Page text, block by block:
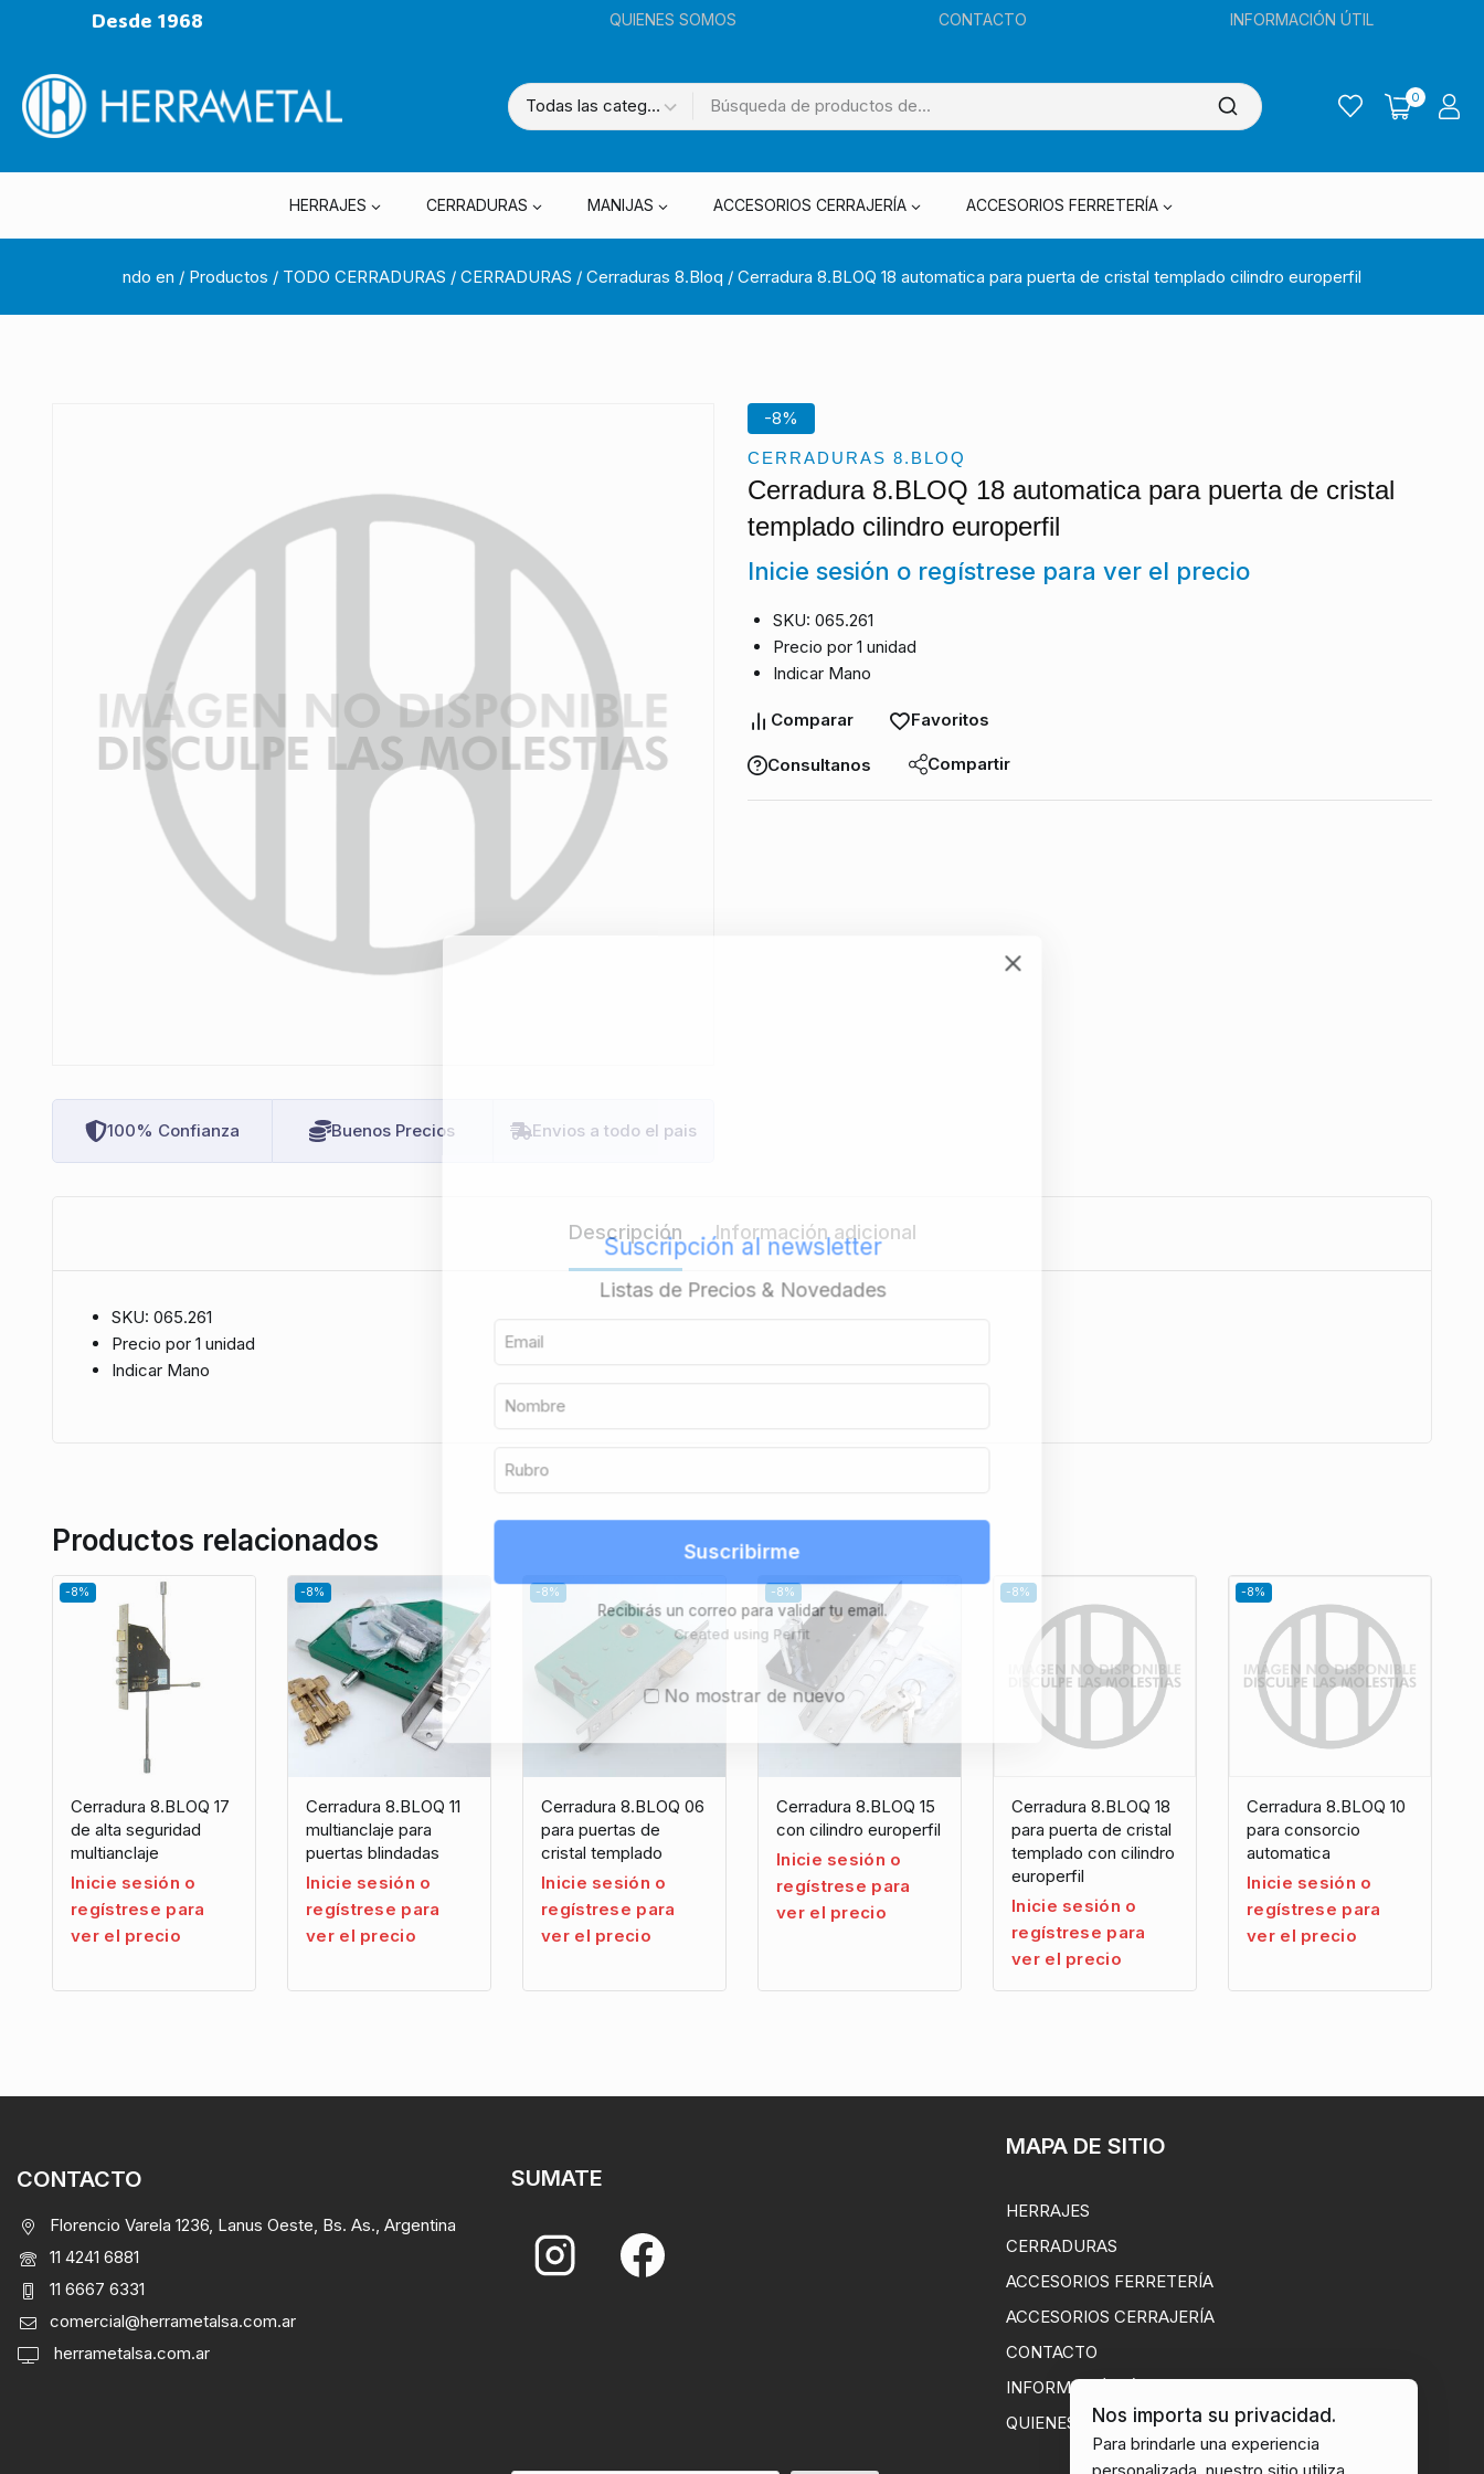
Desde 1968 QUIENES SOMOS CONTACTO INFORMACIÓN ÚTIL
0
HERRAJES CERRADURAS MANIJAS ACCESORIOS CERRAJERÍA ACCESORIOS FERRETERÍA
ndo en / Productos / TODO CERRADURAS / CERRADURAS / Cerraduras 8.Bloq / Cerradura 8.BLOQ 18 automatica para puerta de cristal templado cilindro europerfil
100% Confianza Buenos Precios Envios a todo el pais
-8%
CERRADURAS 8.BLOQ
Cerradura 8.BLOQ 18 automatica para puerta de cristal
templado cilindro europerfil
Inicie sesión o regístrese para ver el precio
SKU: 065.261
Precio por 1 unidad
Indicar Mano
Comparar Favoritos
Consultanos Compartir
Descripción Información adicional
SKU: 065.261
Precio por 1 unidad
Indicar Mano
Productos relacionados
-8%
Cerradura 8.BLOQ 17
de alta seguridad
multianclaje
Inicie sesión o
regístrese para
ver el precio
-8%
Cerradura 8.BLOQ 11
multianclaje para
puertas blindadas
Inicie sesión o
regístrese para
ver el precio
-8%
Cerradura 8.BLOQ 06
para puertas de
cristal templado
Inicie sesión o
regístrese para
ver el precio
-8%
Cerradura 8.BLOQ 15
con cilindro europerfil
Inicie sesión o
regístrese para
ver el precio
-8%
Cerradura 8.BLOQ 18
para puerta de cristal
templado con cilindro
europerfil
Inicie sesión o
regístrese para
ver el precio
-8%
Cerradura 8.BLOQ 10
para consorcio
automatica
Inicie sesión o
regístrese para
ver el precio
CONTACTO
Florencio Varela 1236, Lanus Oeste, Bs. As., Argentina
11 4241 6881
11 6667 6331
comercial@herrametalsa.com.ar
herrametalsa.com.ar
SUMATE
MAPA DE SITIO
HERRAJES
CERRADURAS
ACCESORIOS FERRETERÍA
ACCESORIOS CERRAJERÍA
CONTACTO
INFORMACIÓN ÚTIL
QUIENES SOMOS
Suscripción al newsletter
Listas de Precios & Novedades
Suscribirme
Recibirás un correo para validar tu email.
Created using Perfit
No mostrar de nuevo
Nos importa su privacidad.
Para brindarle una experiencia